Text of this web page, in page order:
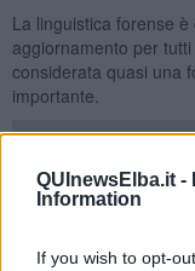
QUInewsElba.it -
Information
If you wish to opt-
La linguistica forense
aggiornamento per
considerata quasi una
importante.
L’esercizio quotidiano
assicurare che la